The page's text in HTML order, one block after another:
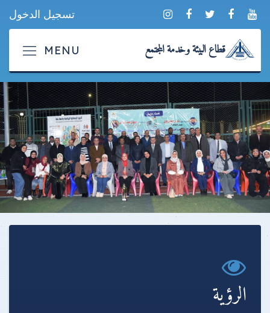
تسجيل الدخول
قطاع البيئة وخدمة المجتمع
الرؤية